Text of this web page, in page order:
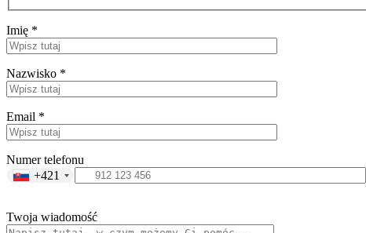
Imię *
Nazwisko *
Email *
Numer telefonu
+421
Twoja wiadomość